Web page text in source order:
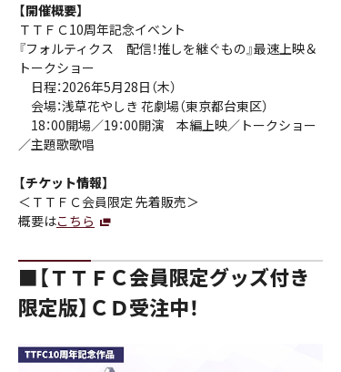
【開催概要】
ＴＴＦＣ10周年記念イベント
『フォルティクス 配信！推しを継ぐもの』最速上映＆
トークショー
日程：2026年5月28日（木）
会場：浅草花やしき 花劇場（東京都台東区）
18：00開場／19：00開演 本編上映／トークショー
／主題歌歌唱
【チケット情報】
＜ＴＴＦＣ会員限定 先着販売＞
概要はこちら
■【ＴＴＦＣ会員限定グッズ付き
限定版】ＣＤ受注中！